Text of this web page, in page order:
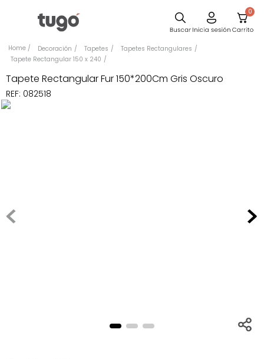
0
Decoración Tapetes
Tapetes Rectangulares
Tapete Rectangular 150 x 240
Tapete Rectangular Fur 150*200Cm Gris Oscuro
REF: 082518
Comedor
Escritorio